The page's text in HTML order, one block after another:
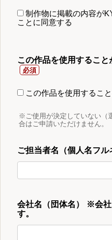
制作物に掲載の内容が
ことに同意する
この作品を使用すること
この作品を使用するこ
※ご使用が決定していない（
合はご申請いただけません。
ご担当者名（個人名フル
会社名（団体名） ※会
す。